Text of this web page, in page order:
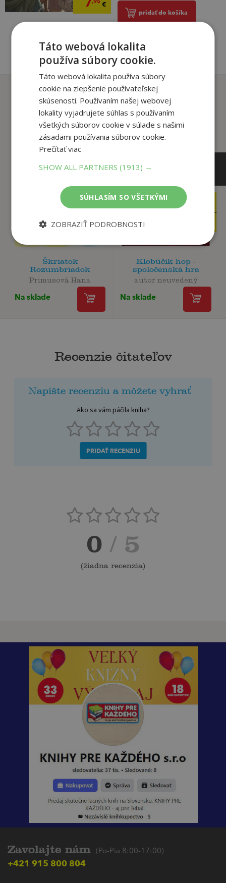
€
pridať do košíka
Zákazníci, ktorí si kúpili
tento produkt si tiež kúpili
9 €
Škriatok
Rozumbriadok
Primusová Hana
Na sklade
Klobúčik hop -
spoločenská hra
autor neuvedený
Na sklade
Recenzie čitateľov
Napíšte recenziu a môžete vyhrať
Ako sa vám páčila kniha?
PRIDAŤ RECENZIU
0 / 5
(žiadna recenzia)
Zavolajte nám (Po-Pia 8:00-17:00)
+421 915 800 804
Táto webová lokalita
používa súbory cookie.
Táto webová lokalita používa súbory
cookie na zlepšenie používateľskej
skúsenosti. Používaním našej webovej
lokality vyjadrujete súhlas s používaním
všetkých súborov cookie v súlade s našimi
zásadami používania súborov cookie.
Prečítať viac
SHOW ALL PARTNERS(1913) →
SÚHLASÍM SO VŠETKÝMI
ZOBRAZIŤ PODROBNOSTI